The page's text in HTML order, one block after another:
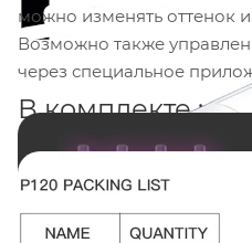
можно изменять оттенок
Возможно также
через специальное
В комплекте :